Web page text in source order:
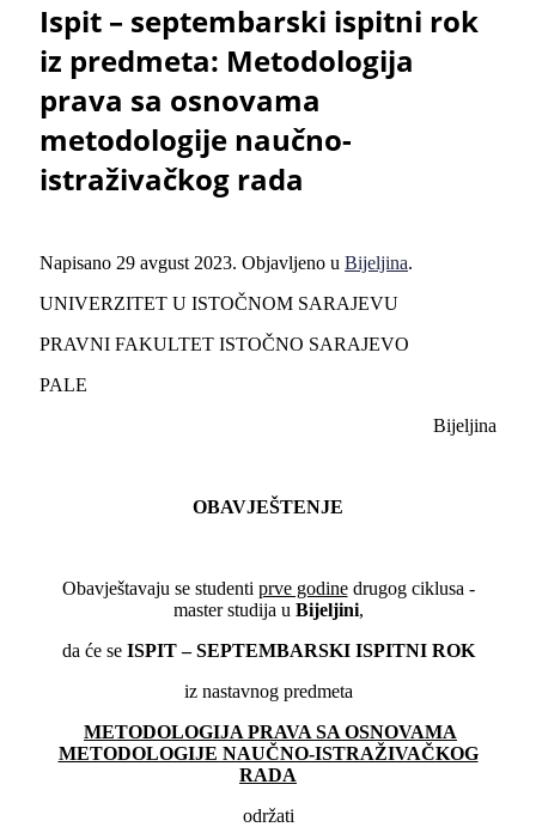
Ispit – septembarski ispitni rok
iz predmeta: Metodologija
prava sa osnovama
metodologije naučno-
istraživačkog rada
Napisano 29 avgust 2023. Objavljeno u Bijeljina.
UNIVERZITET U ISTOČNOM SARAJEVU
PRAVNI FAKULTET ISTOČNO SARAJEVO
PALE
Bijeljina
OBAVJEŠTENJE
Obavještavaju se studenti prve godinedrugog ciklusa -
master studija u Bijeljini,
da će se ISPIT – SEPTEMBARSKI ISPITNI ROK
iz nastavnog predmeta
METODOLOGIJA PRAVA SA OSNOVAMA
METODOLOGIJE NAUČNO-ISTRAŽIVAČKOG
RADA
održati